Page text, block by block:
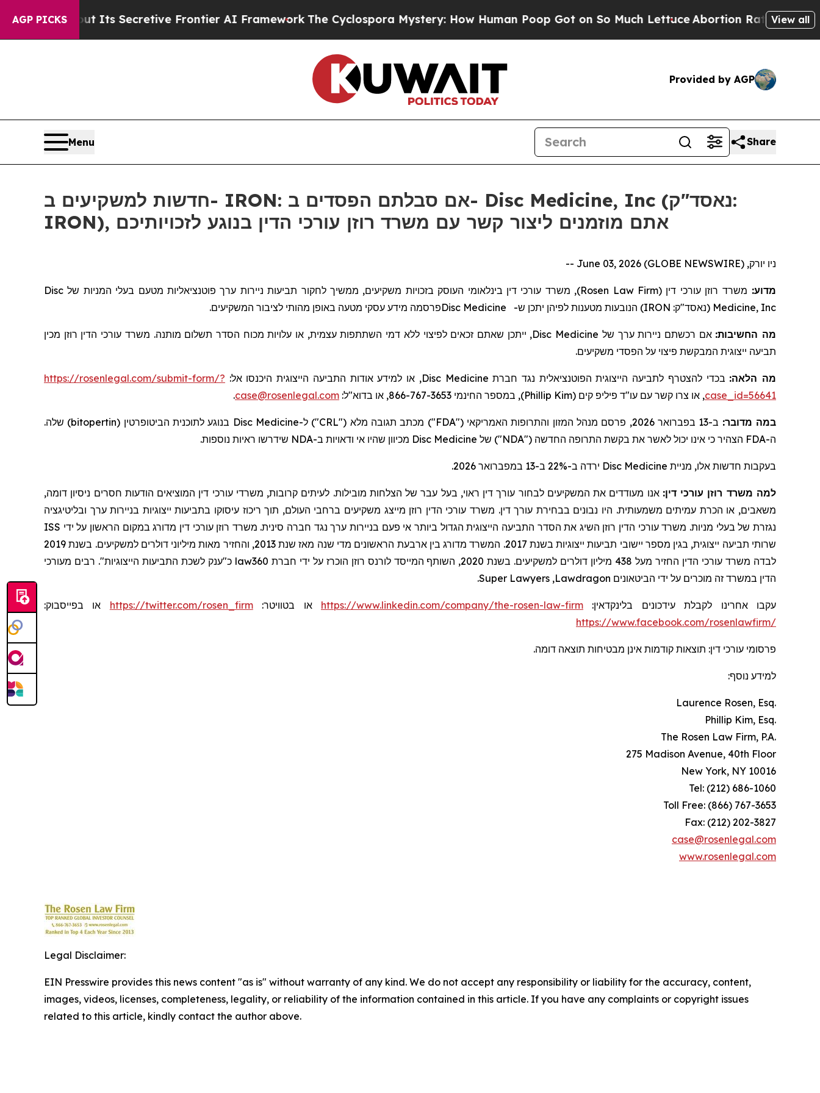
AGP PICKS
About Its Secretive Frontier AI FrameworkThe Cyclospora Mystery: How Human Poop Got on So Much LettuceAbortion Rates WereView all
Provided by AGP
Menu Share
חדשות למשקיעים ב- IRON: אם סבלתם הפסדים ב- Disc Medicine, Inc (נאסד"ק:
IRON), אתם מוזמנים ליצור קשר עם משרד רוזן עורכי הדין בנוגע לזכויותיכם
ניו יורק, June 03, 2026 (GLOBE NEWSWIRE) --
מדוע: משרד רוזן עורכי דין (Rosen Law Firm
), משרד עורכי דין בינלאומי העוסק בזכויות משקיעים, ממשיך לחקור תביעות ניירות ערך פוטנציאליות מטעם בעלי המניות של Disc
Medicine, Inc (נאסד"ק: IRON
) הנובעות מטענות לפיהן יתכן ש- Disc Medicineפרסמה מידע עסקי מטעה באופן מהותי לציבור המשקיעים.
מה החשיבות: אם רכשתם ניירות ערך של Disc Medicine
, ייתכן שאתם זכאים לפיצוי ללא דמי השתתפות עצמית, או עלויות מכוח הסדר תשלום מותנה. משרד עורכי הדין רוזן מכין
תביעה ייצוגית המבקשת פיצוי על הפסדי משקיעים.
מה הלאה: בכדי להצטרף לתביעה הייצוגית הפוטנציאלית נגד חברת Disc Medicine, או למידע אודות התביעה הייצוגית היכנסו אל: https://rosenlegal.com/submit-form/?
case_id=56641, או צרו קשר עם עו"ד פיליפ קים (Phillip Kim), במספר החינמי 866-767-3653, או בדוא"ל: case@rosenlegal.com
.
במה מדובר: ב-13 בפברואר 2026, פרסם מנהל המזון והתרופות האמריקאי (" FDA") מכתב תגובה מלא ("CRL") ל-Disc Medicine בנוגע לתוכנית הביטופרטין (bitopertin
) שלה.
ה-FDA הצהיר כי אינו יכול לאשר את בקשת התרופה החדשה ("NDA") של Disc Medicine מכיוון שהיו אי ודאויות ב-NDA שידרשו ראיות נוספות.
בעקבות חדשות אלו, מניית Disc Medicine ירדה ב-22% ב-13 במפברואר 2026.
למה משרד רוזן עורכי דין: אנו מעודדים את המשקיעים לבחור עורך דין ראוי, בעל עבר של הצלחות מובילות. לעיתים קרובות, משרדי עורכי דין המוציאים הודעות חסרים ניסיון דומה,
משאבים, או הכרת עמיתים משמעותית. היו נבונים בבחירת עורך דין. משרד עורכי הדין רוזן מייצג משקיעים ברחבי העולם, תוך ריכוז עיסוקו בתביעות ייצוגיות בניירות ערך ובליטיגציה
נגזרת של בעלי מניות. משרד עורכי הדין רוזן השיג את הסדר התביעה הייצוגית הגדול ביותר אי פעם בניירות ערך נגד חברה סינית. משרד רוזן עורכי דין מדורג במקום הראשון על ידי ISS
שרותי תביעה ייצוגית, בגין מספר יישובי תביעות ייצוגיות בשנת 2017. המשרד מדורג בין ארבעת הראשונים מדי שנה מאז שנת 2013, והחזיר מאות מיליוני דולרים למשקיעים. בשנת 2019
לבדה משרד עורכי הדין החזיר מעל 438 מיליון דולרים למשקיעים. בשנת 2020, השותף המייסד לורנס רוזן הוכרז על ידי חברת
law360 כ"ענק לשכת התביעות הייצוגיות". רבים מעורכי
הדין במשרד זה מוכרים על ידי הביטאונים Lawdragon
,
Super Lawyers
.
עקבו אחרינו לקבלת עידכונים בלינקדאין: https://www.linkedin.com/company/the-rosen-law-firm או בטוויטר:https://twitter.com/rosen_firm או בפייסבוק:
https://www.facebook.com/rosenlawfirm/
פרסומי עורכי דין: תוצאות קודמות אינן מבטיחות תוצאה דומה.
למידע נוסף:
Laurence Rosen, Esq.
Phillip Kim, Esq.
The Rosen Law Firm, P.A.
275 Madison Avenue, 40th Floor
New York, NY 10016
Tel: (212) 686-1060
Toll Free: (866) 767-3653
Fax: (212) 202-3827
case@rosenlegal.com
www.rosenlegal.com
Legal Disclaimer:
EIN Presswire provides this news content "as is" without warranty of any kind. We do not accept any responsibility or liability for the accuracy, content,
images, videos, licenses, completeness, legality, or reliability of the information contained in this article. If you have any complaints or copyright issues
related to this article, kindly contact the author above.